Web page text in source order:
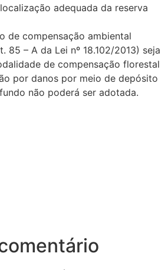
adequada da reserva
de compensação ambiental
85 – A da Lei nº 18.102/2013) seja
de compensação florestal
por danos por meio de depósito
não poderá ser adotada.